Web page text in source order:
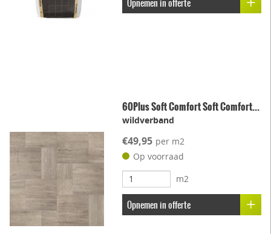
Opnemen in offerte
60Plus Soft Comfort Soft Comfort...
wildverband
€49,95 per m2
Op voorraad
m2
Opnemen in offerte